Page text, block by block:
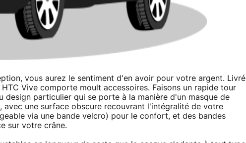
vous aurez le sentiment d'en avoir pour votre argent. Livré
Vive comporte moult accessoires. Faisons un rapide tour
design particulier qui se porte à la manière d'un masque de
avec une surface obscure recouvrant l'intégralité de votre
via une bande velcro) pour le confort, et des bandes
sur votre crâne.